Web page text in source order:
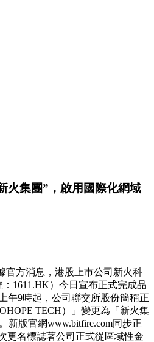
火集團”，啟用國際化網域
官方消息，港股上市公司新火科
1611.HK）今日宣布正式完成品
午9時起，公司聯交所股份簡稱正
TECH）」變更為「新火集
新版官網www.bitfire.com同步正
更名標誌著公司正式從區域性金